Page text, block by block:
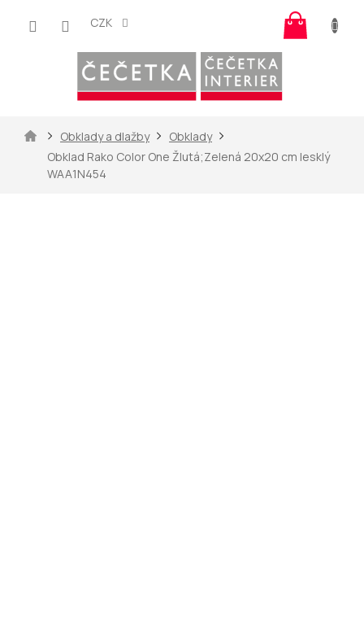
CZK
košík
DomůObklady a dlažby
Obklady
Obklad Rako Color One Žlutá;Zelená 20x20 cm lesklý
WAA1N454